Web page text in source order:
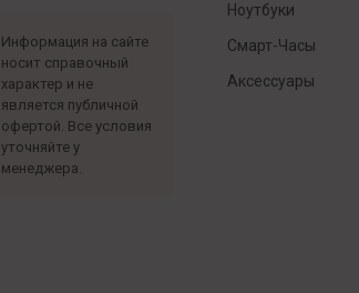
Информация на сайте
носит справочный
характер и не
является публичной
офертой. Все условия
уточняйте у
менеджера.
Ноутбуки
Смарт-Часы
Аксессуары